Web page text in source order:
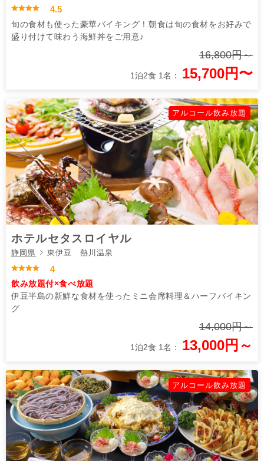
4.5
旬の食材も使った豪華バイキング！朝食は旬の食材をお好みで
盛り付けて味わう海鮮丼をご用意♪
16,800円～
1泊2食 1名： 15,700円〜
アルコール飲み放題
ホテルセタスロイヤル
静岡県 東伊豆 熱川温泉
4
飲み放題付×食べ放題
伊豆半島の新鮮な食材を使ったミニ会席料理＆ハーフバイキン
グ
14,000円～
1泊2食 1名： 13,000円～
アルコール飲み放題